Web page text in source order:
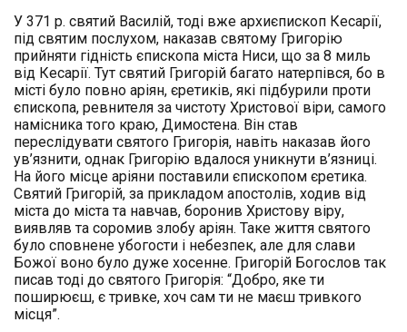
У 371 р. святий Василій, тоді вже архиєпископ Кесарії,
під святим послухом, наказав святому Григорію
прийняти гідність єпископа міста Ниси, що за 8 миль
від Кесарії. Тут святий Григорій багато натерпівся, бо в
місті було повно аріян, єретиків, які підбурили проти
єпископа, ревнителя за чистоту Христової віри, самого
намісника того краю, Димостена. Він став
переслідувати святого Григорія, навіть наказав його
ув’язнити, однак Григорію вдалося уникнути в’язниці.
На його місце аріяни поставили єпископом єретика.
Святий Григорій, за прикладом апостолів, ходив від
міста до міста та навчав, боронив Христову віру,
виявляв та соромив злобу аріян. Таке життя святого
було сповнене убогости і небезпек, але для слави
Божої воно було дуже хосенне. Григорій Богослов так
писав тоді до святого Григорія: “Добро, яке ти
поширюєш, є тривке, хоч сам ти не маєш тривкого
місця”.